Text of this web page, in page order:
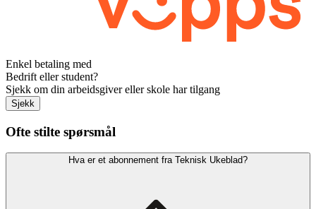
Enkel betaling med
Bedrift eller student?
Sjekk om din arbeidsgiver eller skole har tilgang
Sjekk
Ofte stilte spørsmål
Hva er et abonnement fra Teknisk Ukeblad?